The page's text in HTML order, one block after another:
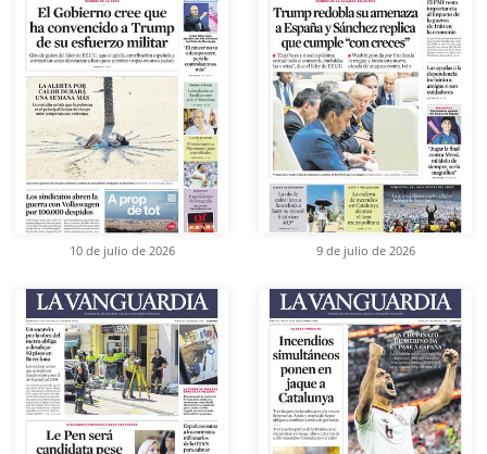
10 de julio de 2026 9 de julio de 2026